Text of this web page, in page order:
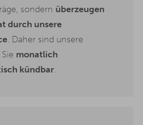
sondern überzeugen
durch unsere
. Daher sind unsere
monatlich
kündbar.